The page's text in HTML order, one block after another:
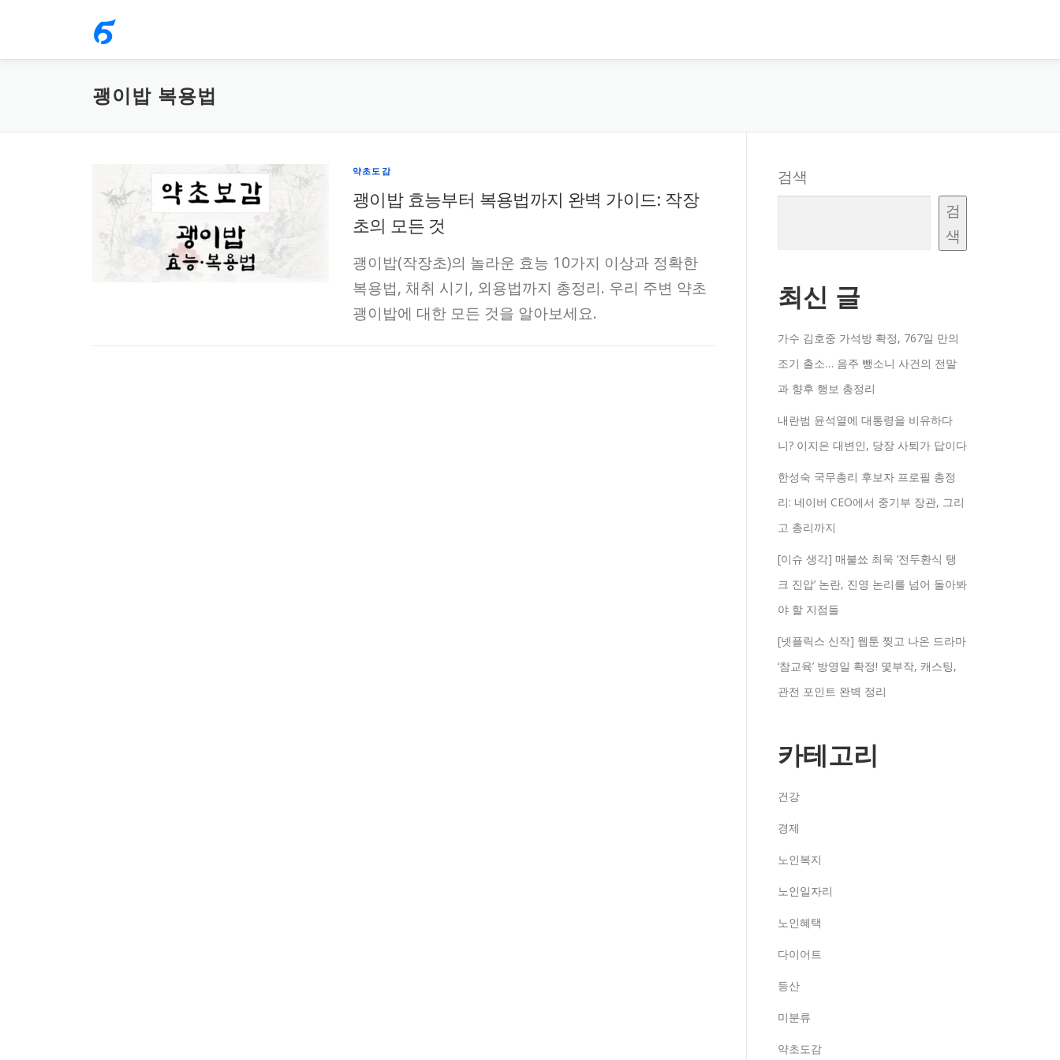
으
괭이밥 복용법
약초도감
괭이밥 효능부터 복용법까지 완벽 가이드: 작장
초의 모든 것
괭이밥(작장초)의 놀라운 효능 10가지 이상과 정확한
복용법, 채취 시기, 외용법까지 총정리. 우리 주변 약초
괭이밥에 대한 모든 것을 알아보세요.
검색
검
색
최신 글
가수 김호중 가석방 확정, 767일 만의
조기 출소… 음주 뺑소니 사건의 전말
과 향후 행보 총정리
내란범 윤석열에 대통령을 비유하다
니? 이지은 대변인, 당장 사퇴가 답이다
한성숙 국무총리 후보자 프로필 총정
리: 네이버 CEO에서 중기부 장관, 그리
고 총리까지
[이슈 생각] 매불쑈 최욱 ‘전두환식 탱
크 진압’ 논란, 진영 논리를 넘어 돌아봐
야 할 지점들
[넷플릭스 신작] 웹툰 찢고 나온 드라마
‘참교육’ 방영일 확정! 몇부작, 캐스팅,
관전 포인트 완벽 정리
카테고리
건강
경제
노인복지
노인일자리
노인혜택
다이어트
등산
미분류
약초도감